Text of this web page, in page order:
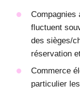
Compagnies
fluctuent
des sièges/
réservation
Commerce
particulier